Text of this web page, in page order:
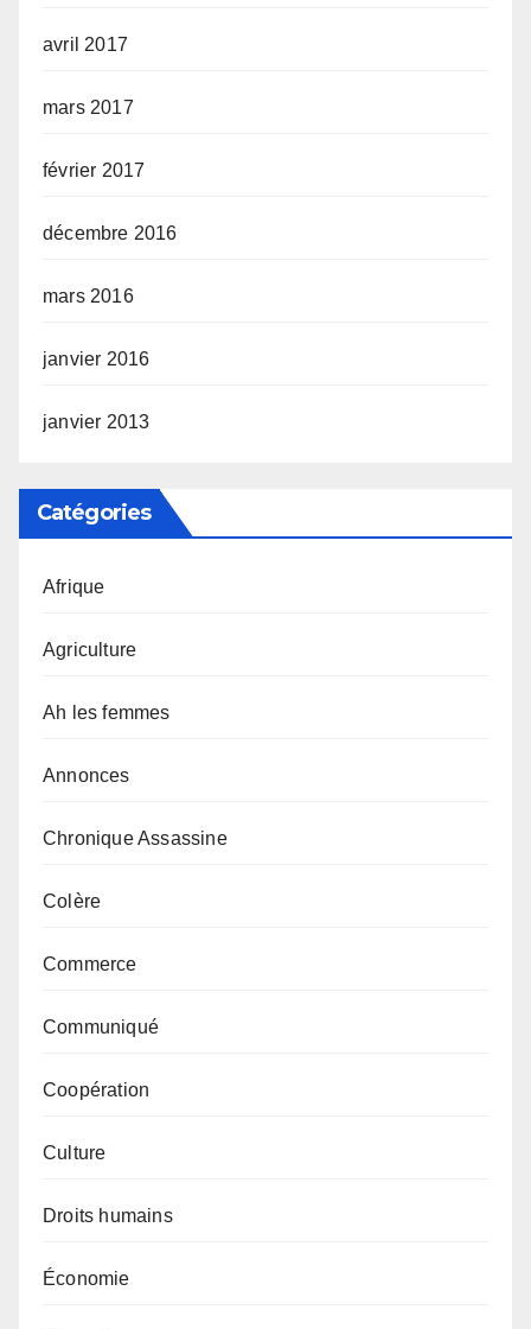
avril 2017
mars 2017
février 2017
décembre 2016
mars 2016
janvier 2016
janvier 2013
Catégories
Afrique
Agriculture
Ah les femmes
Annonces
Chronique Assassine
Colère
Commerce
Communiqué
Coopération
Culture
Droits humains
Économie